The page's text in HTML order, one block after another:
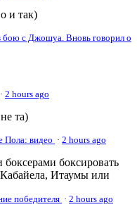
и так)
бою с Джошуа. Вновь говорил о
· 2 hours ago
та)
Пола: видео · 2 hours ago
боксировать
Итаумы или
победителя · 2 hours ago